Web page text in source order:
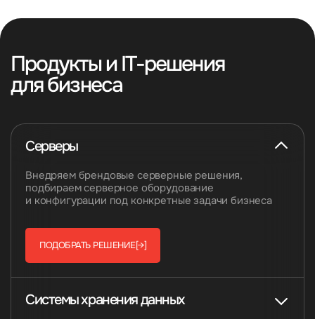
Продукты и IT-решения
для бизнеса
Серверы
Внедряем брендовые серверные решения,
подбираем серверное оборудование
и конфигурации под конкретные задачи бизнеса
ПОДОБРАТЬ РЕШЕНИЕ[→]
Системы хранения данных